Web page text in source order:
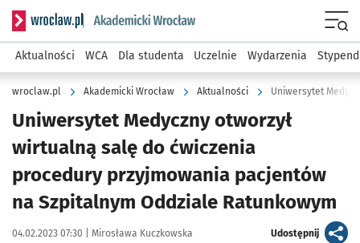
Serwis informacyjny wroclaw.pl podserwis: Akademicki
Aktualności WCA Dla studenta Uczelnie Wydarzenia
wroclaw.pl Akademicki Wrocław Aktualności
Uniwersytet Medyczny otworzył
wirtualną salę do ćwiczenia
procedury przyjmowania pacjentów
na Szpitalnym Oddziale Ratunkowym
Data publikacji:
04.02.2023 07:30 | Autor:
Mirosława Kuczkowska Udostępnijartykuł